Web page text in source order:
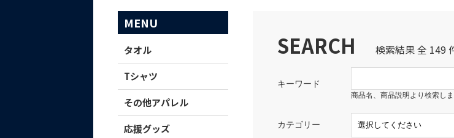
MENU
タオル
Tシャツ
その他アパレル
応援グッズ
SEARCH 検索結果 全 149
キーワード
商品名、商品説明より検索し
カテゴリー